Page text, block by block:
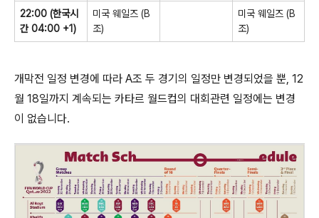
22:00 (한국시
간 04:00 +1)
미국 웨일즈 (B
조)
미국 웨일즈 (B
조)
개막전 일정 변경에 따라 A조 두 경기의 일정만 변경되었을 뿐, 12
월 18일까지 계속되는 카타르 월드컵의 대회관련 일정에는 변경
이 없습니다.